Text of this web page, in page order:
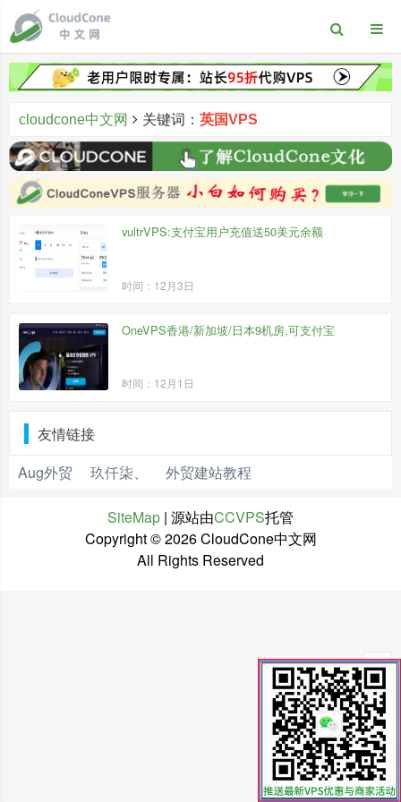
cloudcone中文网 关键词： 英国VPS
vultrVPS:支付宝用户充值送50美元余额
时间：12月3日
OneVPS香港/新加坡/日本9机房,可支付宝
时间：12月1日
友情链接
Aug外贸
玖仟柒、 外贸建站教程
SiteMap | 源站由CCVPS托管
Copyright ©2026 CloudCone中文网
All Rights Reserved